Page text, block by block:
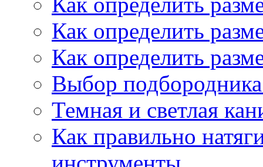
Как определить
Как определить
Выбор
Темная и светлая
Как правильно